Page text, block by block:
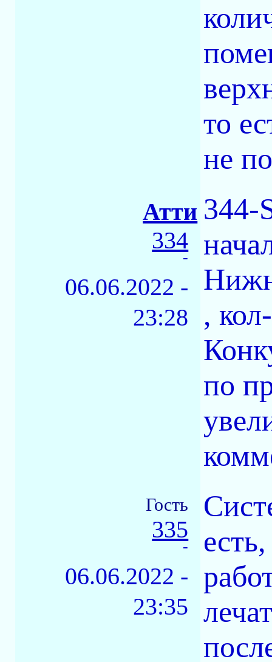
то
не
Атти
334
-
06.06.2022 -
23:28
344-
,
по
Гость
335
-
06.06.2022 -
23:35